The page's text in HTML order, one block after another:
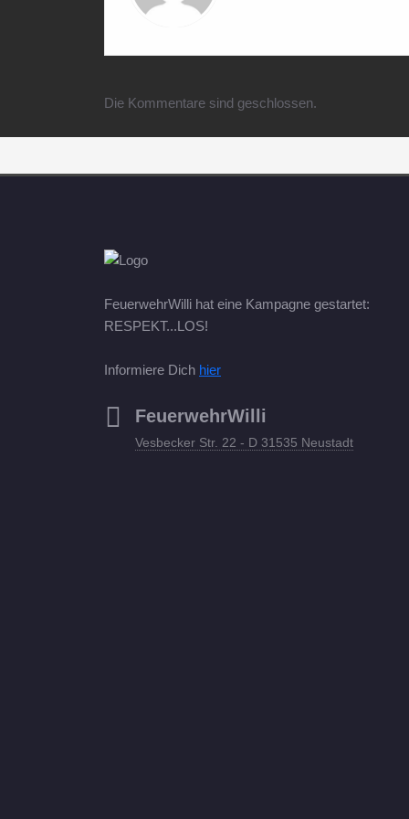
Die Kommentare sind geschlossen.
FeuerwehrWilli hat eine Kampagne gestartet:
RESPEKT...LOS!
Informiere Dich hier
FeuerwehrWilli
Vesbecker Str. 22 - D 31535 Neustadt